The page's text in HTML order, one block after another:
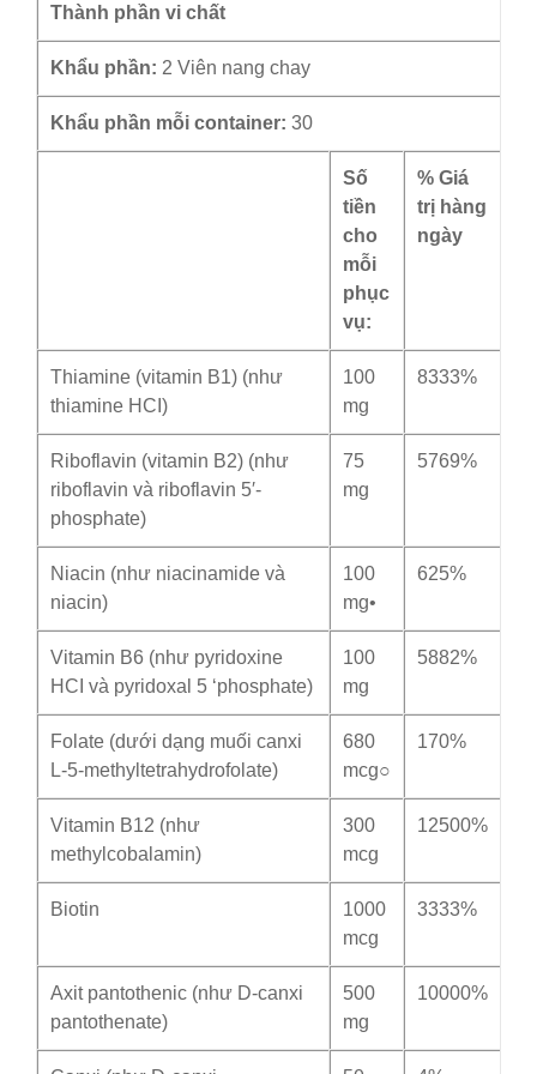
Thành phần vi chất
Khẩu phần: 2 Viên nang chay
Khẩu phần mỗi container: 30
Số
tiền
cho
mỗi
phục
vụ:
% Giá
trị hàng
ngày
Thiamine (vitamin B1) (như
thiamine HCI)
100
mg
8333%
Riboflavin (vitamin B2) (như
riboflavin và riboflavin 5′-
phosphate)
75
mg
5769%
Niacin (như niacinamide và
niacin)
100
mg•
625%
Vitamin B6 (như pyridoxine
HCI và pyridoxal 5 ‘phosphate)
100
mg
5882%
Folate (dưới dạng muối canxi
L-5-methyltetrahydrofolate)
680
mcg○
170%
Vitamin B12 (như
methylcobalamin)
300
mcg
12500%
Biotin
1000
mcg
3333%
Axit pantothenic (như D-canxi
pantothenate)
500
mg
10000%